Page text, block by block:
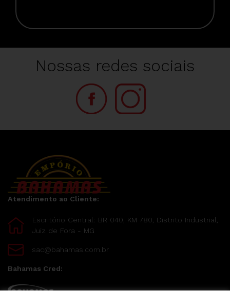
Nossas redes sociais
Atendimento ao Cliente:
Escritório Central: BR 040, KM 780, Distrito Industrial,
Juiz de Fora - MG
sac@bahamas.com.br
Bahamas Cred: